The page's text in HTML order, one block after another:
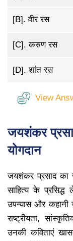
[B].वीर रस
[C].करुण रस
[D].शांत रस
View
जयशंकर
योगदान
जयशंकर प्रसाद का
साहित्य के
उपन्यास और
राष्ट्रीयता,
उनकी कविताएं